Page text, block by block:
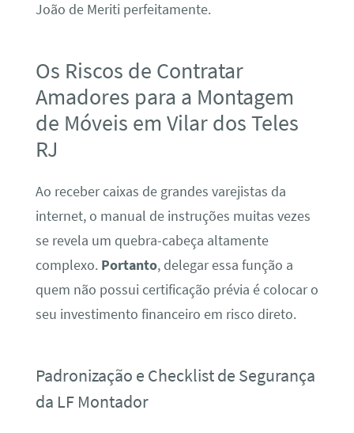
João de Meriti perfeitamente.
Os Riscos de Contratar
Amadores para a Montagem
de Móveis em Vilar dos Teles
RJ
Ao receber caixas de grandes varejistas da
internet, o manual de instruções muitas vezes
se revela um quebra-cabeça altamente
complexo. Portanto, delegar essa função a
quem não possui certificação prévia é colocar o
seu investimento financeiro em risco direto.
Padronização e Checklist de Segurança
da LF Montador